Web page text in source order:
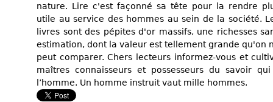
nature. Lire c'est façonné sa tête pour la rendre
utile au service des hommes au sein de la société.
livres sont des pépites d'or massifs, une richesses
estimation, dont la valeur est tellement grande qu'on
peut comparer. Chers lecteurs informez-vous et
maîtres connaisseurs et possesseurs du savoir
l’homme. Un homme instruit vaut mille hommes.